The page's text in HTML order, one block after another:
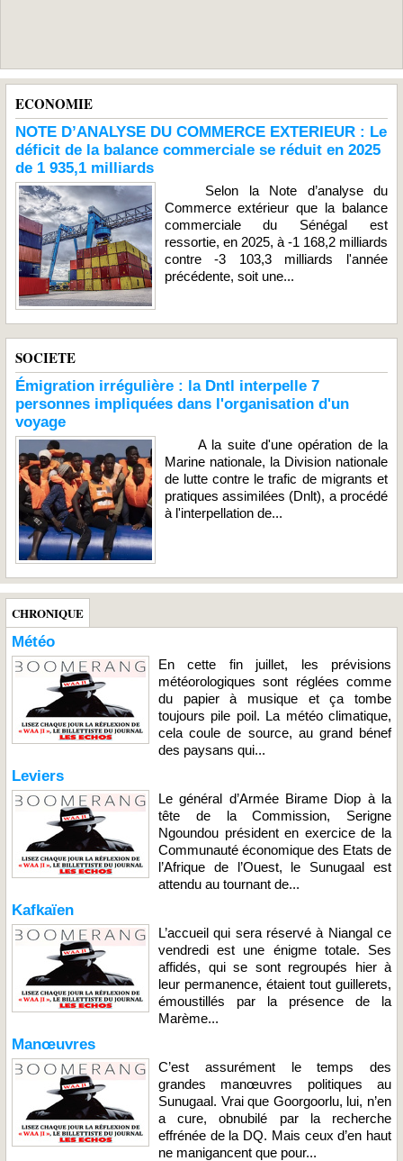
ECONOMIE
NOTE D’ANALYSE DU COMMERCE EXTERIEUR : Le
déficit de la balance commerciale se réduit en 2025
de 1 935,1 milliards
Selon la Note d’analyse du
Commerce extérieur que la balance
commerciale du Sénégal est
ressortie, en 2025, à -1 168,2 milliards
contre -3 103,3 milliards l'année
précédente, soit une...
SOCIETE
Émigration irrégulière : la Dntl interpelle 7
personnes impliquées dans l'organisation d'un
voyage
A la suite d'une opération de la
Marine nationale, la Division nationale
de lutte contre le trafic de migrants et
pratiques assimilées (Dnlt), a procédé
à l'interpellation de...
CHRONIQUE
Météo
En cette fin juillet, les prévisions
météorologiques sont réglées comme
du papier à musique et ça tombe
toujours pile poil. La météo climatique,
cela coule de source, au grand bénef
des paysans qui...
Leviers
Le général d’Armée Birame Diop à la
tête de la Commission, Serigne
Ngoundou président en exercice de la
Communauté économique des Etats de
l’Afrique de l’Ouest, le Sunugaal est
attendu au tournant de...
Kafkaïen
L’accueil qui sera réservé à Niangal ce
vendredi est une énigme totale. Ses
affidés, qui se sont regroupés hier à
leur permanence, étaient tout guillerets,
émoustillés par la présence de la
Marème...
Manœuvres
C’est assurément le temps des
grandes manœuvres politiques au
Sunugaal. Vrai que Goorgoorlu, lui, n’en
a cure, obnubilé par la recherche
effrénée de la DQ. Mais ceux d’en haut
ne manigancent que pour...